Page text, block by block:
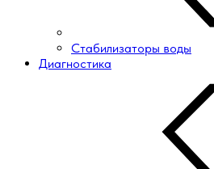
Стабилизаторы воды
Диагностика